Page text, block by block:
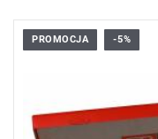
Zakres zestawu: M3 -
PROMOCJA -5%